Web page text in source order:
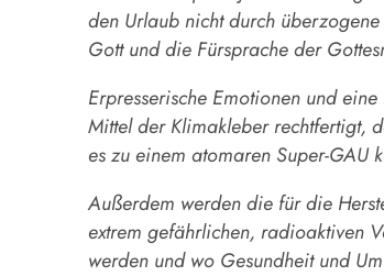
den Urlaub nicht durch
Gott und die Fürsprache der
Erpresserische Emotionen und
Mittel der Klimakleber rechtfertigt,
es zu einem atomaren Super-GAU
Außerdem werden die für die
extrem gefährlichen, radioaktiven
werden und wo Gesundheit und